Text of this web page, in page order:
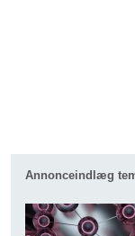
Annonceindlæg